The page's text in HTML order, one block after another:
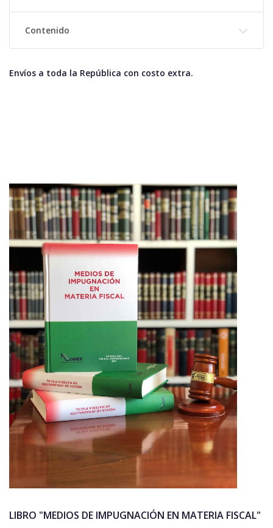
Contenido
Envíos a toda la República con costo extra.
LIBRO "MEDIOS DE IMPUGNACIÓN EN MATERIA FISCAL"